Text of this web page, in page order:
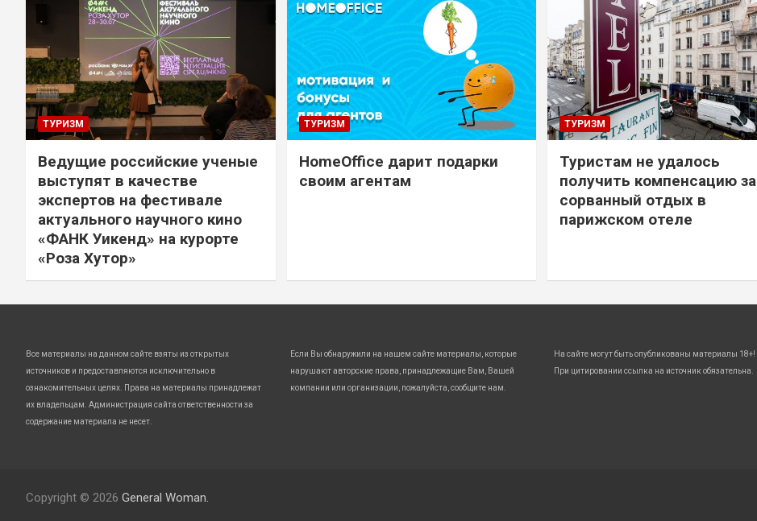
ТУРИЗМ
Ведущие российские ученые
выступят в качестве
экспертов на фестивале
актуального научного кино
«ФАНК Уикенд» на курорте
«Роза Хутор»
ТУРИЗМ
HomeOffice дарит подарки
своим агентам
ТУРИЗМ
Туристам не удалось
получить компенсацию за
сорванный отдых в
парижском отеле
Все материалы на данном сайте взяты из открытых
источников и предоставляются исключительно в
ознакомительных целях. Права на материалы принадлежат
их владельцам. Администрация сайта ответственности за
содержание материала не несет.
Если Вы обнаружили на нашем сайте материалы, которые
нарушают авторские права, принадлежащие Вам, Вашей
компании или организации, пожалуйста, сообщите нам.
На сайте могут быть опубликованы материалы 18+!
При цитировании ссылка на источник обязательна.
Copyright © 2026 General Woman.